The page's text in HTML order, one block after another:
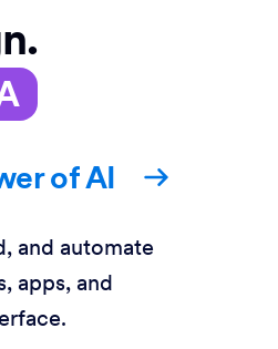
of AI
and automate
apps, and